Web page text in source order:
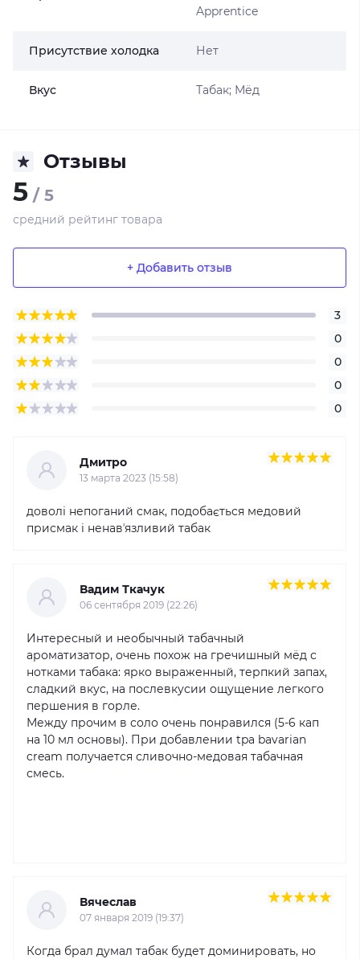
Apprentice
Присутствие холодка Нет
Вкус Табак; Мёд
Отзывы
5 / 5
средний рейтинг товара
+ Добавить отзыв
3
0
0
0
0
Дмитро
13 марта 2023 (15:58)
доволі непоганий смак, подобається медовий
присмак і ненавʼязливий табак
Вадим Ткачук
06 сентября 2019 (22:26)
Интересный и необычный табачный
ароматизатор, очень похож на гречишный мёд с
нотками табака: ярко выраженный, терпкий запах,
сладкий вкус, на послевкусии ощущение легкого
першения в горле.
Между прочим в соло очень понравился (5-6 кап
на 10 мл основы). При добавлении tpa bavarian
cream получается сливочно-медовая табачная
смесь.
Вячеслав
07 января 2019 (19:37)
Когда брал думал табак будет доминировать, но